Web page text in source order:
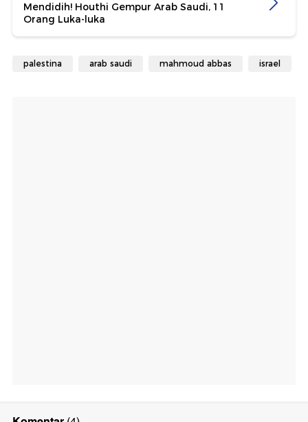
Mendidih! Houthi Gempur Arab Saudi, 11
Orang Luka-luka
palestina arab saudi mahmoud abbas israel